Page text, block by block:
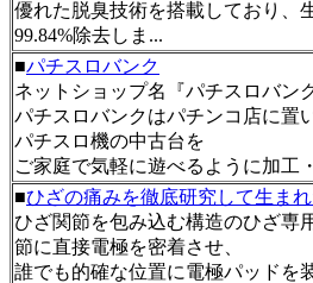
優れた脱臭技術を搭載しており、
99.84%除去しま...
■パチスロバンク
ネットショップ名『パチスロバンク
パチスロバンクはパチンコ店に置
パチスロ機の中古台を
ご家庭で気軽に遊べるように加工
■ひざの痛みを徹底研究して生まれ
ひざ関節を包み込む構造のひざ専
節に直接電極を密着させ、
誰でも的確な位置に電極パッドを